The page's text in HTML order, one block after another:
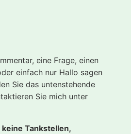
eine Frage, einen
einfach nur Hallo sagen
Sie das untenstehende
Sie mich unter
Tankstellen,